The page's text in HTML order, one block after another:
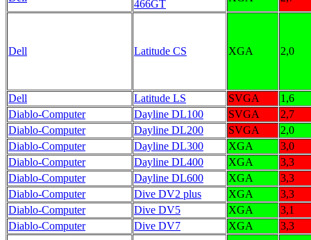
466GT
Dell Latitude CS XGA 2,0
Dell Latitude LS SVGA
1,6
Diablo-Computer
Dayline DL100 SVGA
2,7
Diablo-Computer
Dayline DL200 SVGA
2,0
Diablo-Computer
Dayline DL300 XGA
3,0
Diablo-Computer
Dayline DL400 XGA
3,3
Diablo-Computer
Dayline DL600 XGA
3,3
Diablo-Computer
Dive DV2 plus XGA
3,3
Diablo-Computer
Dive DV5 XGA
3,1
Diablo-Computer
Dive DV7 XGA 3,3